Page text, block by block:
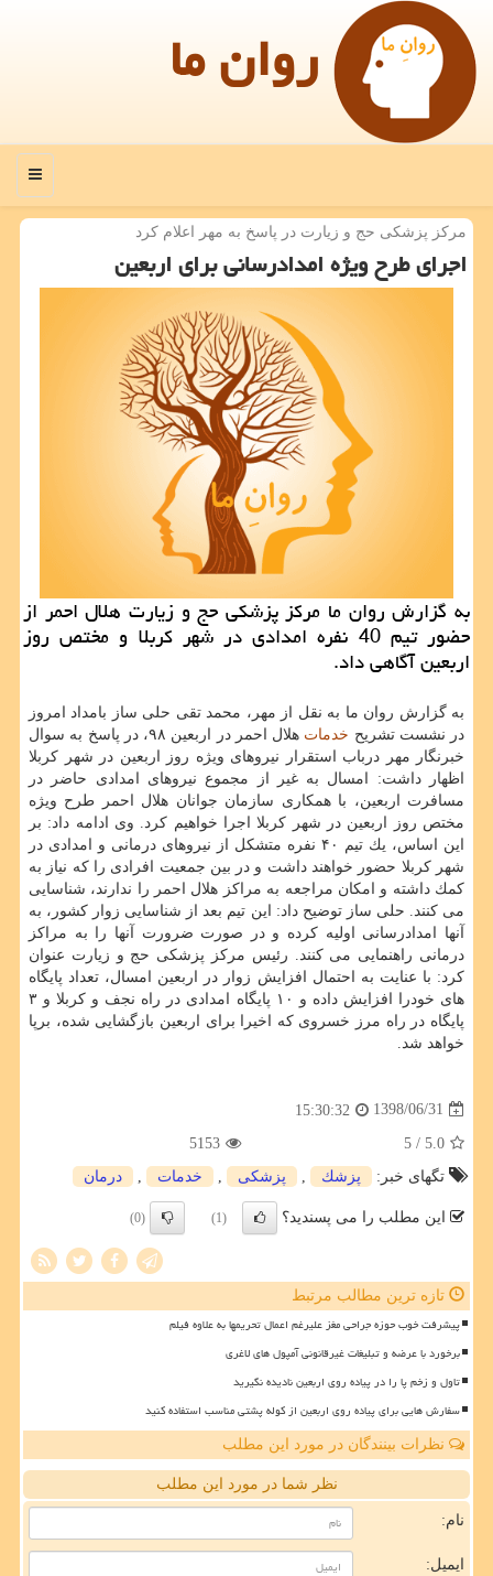
روان ما
منو
مركز پزشكی حج و زیارت در پاسخ به مهر اعلام كرد
اجرای طرح ویژه امدادرسانی برای اربعین
به گزارش روان ما مركز پزشكی حج و زیارت هلال احمر از
حضور تیم 40 نفره امدادی در شهر كربلا و مختص روز
اربعین آگاهی داد.
به گزارش روان ما به نقل از مهر، محمد تقی حلی ساز بامداد امروز
در نشست تشریح خدمات
هلال احمر در اربعین ۹۸، در پاسخ به سوال
خبرنگار مهر درباب استقرار نیروهای ویژه روز اربعین در شهر كربلا
اظهار داشت: امسال به غیر از مجموع نیروهای امدادی حاضر در
مسافرت اربعین، با همكاری سازمان جوانان هلال احمر طرح ویژه
مختص روز اربعین در شهر كربلا اجرا خواهیم كرد. وی ادامه داد: بر
این اساس، یك تیم ۴۰ نفره متشكل از نیروهای درمانی و امدادی در
شهر كربلا حضور خواهند داشت و در بین جمعیت افرادی را كه نیاز به
كمك داشته و امكان مراجعه به مراكز هلال احمر را ندارند، شناسایی
می كنند. حلی ساز توضیح داد: این تیم بعد از شناسایی زوار كشور، به
آنها امدادرسانی اولیه كرده و در صورت ضرورت آنها را به مراكز
درمانی راهنمایی می كنند. رئیس مركز پزشكی حج و زیارت عنوان
كرد: با عنایت به احتمال افزایش زوار در اربعین امسال، تعداد پایگاه
های خودرا افزایش داده و ۱۰ پایگاه امدادی در راه نجف و كربلا و ۳
پایگاه در راه مرز خسروی كه اخیرا برای اربعین بازگشایی شده، برپا
خواهد شد.
1398/06/31
15:30:32
5.0
/ 5
5153
تگهای خبر:
پزشك پزشكی خدمات درمان
این مطلب را می پسندید؟ (1)
(0)
تازه ترین مطالب مرتبط
پیشرفت خوب حوزه جراحی مغز علیرغم اعمال تحریمها به علاوه فیلم
برخورد با عرضه و تبلیغات غیرقانونی آمپول های لاغری
تاول و زخم پا را در پیاده روی اربعین نادیده نگیرید
سفارش هایی برای پیاده روی اربعین از کوله پشتی مناسب استفاده کنید
نظرات بینندگان در مورد این مطلب
نظر شما در مورد این مطلب
نام:
ایمیل: